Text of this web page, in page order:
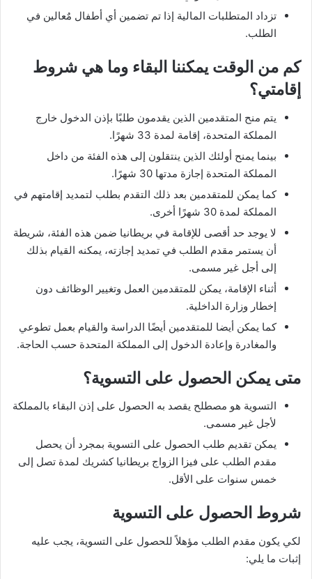
تزداد المتطلبات المالية إذا تم تضمين أي أطفال مٌعالين في
الطلب.
كم من الوقت يمكننا البقاء وما هي شروط
إقامتي؟
يتم منح المتقدمين الذين يقدمون طلبًا بإذن الدخول خارج
المملكة المتحدة، إقامة لمدة 33 شهرًا.
بينما يمنح أولئك الذين ينتقلون إلى هذه الفئة من داخل
المملكة المتحدة إجازة مدتها 30 شهرًا.
كما يمكن للمتقدمين بعد ذلك التقدم بطلب لتمديد إقامتهم في
المملكة لمدة 30 شهرًا أخرى.
لا يوجد حد أقصى للإقامة في بريطانيا ضمن هذه الفئة، شريطة
أن يستمر مقدم الطلب في تمديد إجازته، يمكنه القيام بذلك
إلى أجل غير مسمى.
أثناء الإقامة، يمكن للمتقدمين العمل وتغيير الوظائف دون
إخطار وزارة الداخلية.
كما يمكن أيضا للمتقدمين أيضًا الدراسة والقيام بعمل تطوعي
والمغادرة وإعادة الدخول إلى المملكة المتحدة حسب الحاجة.
متى يمكن الحصول على التسوية؟
التسوية هو مصطلح يقصد به الحصول على إذن البقاء بالمملكة
لأجل غير مسمى.
يمكن تقديم طلب الحصول على التسوية بمجرد أن يحصل
مقدم الطلب على فيزا الزواج بريطانيا كشريك لمدة تصل إلى
خمس سنوات على الأقل.
شروط الحصول على التسوية
لكي يكون مقدم الطلب مؤهلاً للحصول على التسوية، يجب عليه
إثبات ما يلي: